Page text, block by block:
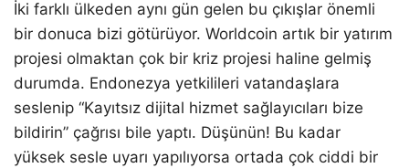
İki farklı ülkeden aynı gün gelen bu çıkışlar önemli
bir donuca bizi götürüyor. Worldcoin artık bir yatırım
projesi olmaktan çok bir kriz projesi haline gelmiş
durumda. Endonezya yetkilileri vatandaşlara
seslenip “Kayıtsız dijital hizmet sağlayıcıları bize
bildirin” çağrısı bile yaptı. Düşünün! Bu kadar
yüksek sesle uyarı yapılıyorsa ortada çok ciddi bir